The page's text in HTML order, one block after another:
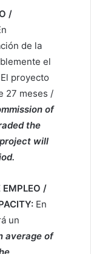
/
de la
el
proyecto
27 meses /
of
the
will
EMPLEO /
En
un
average of